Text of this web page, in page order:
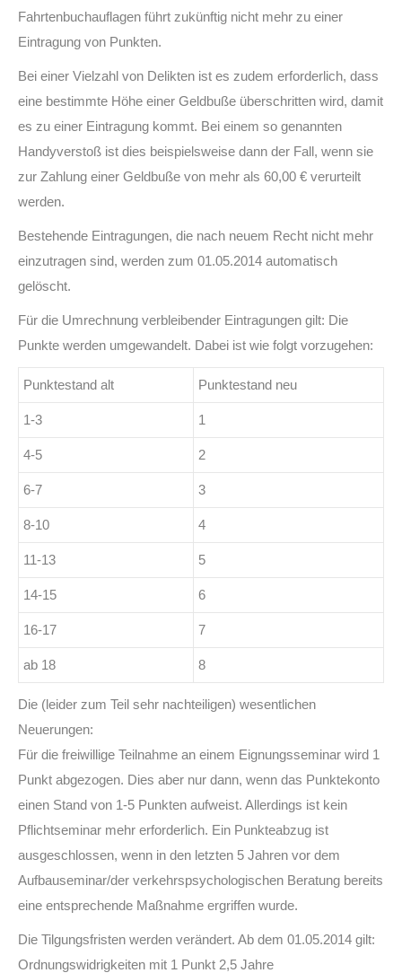
Fahrtenbuchauflagen führt zukünftig nicht mehr zu einer
Eintragung von Punkten.
Bei einer Vielzahl von Delikten ist es zudem erforderlich, dass
eine bestimmte Höhe einer Geldbuße überschritten wird, damit
es zu einer Eintragung kommt. Bei einem so genannten
Handyverstoß ist dies beispielsweise dann der Fall, wenn sie
zur Zahlung einer Geldbuße von mehr als 60,00 € verurteilt
werden.
Bestehende Eintragungen, die nach neuem Recht nicht mehr
einzutragen sind, werden zum 01.05.2014 automatisch
gelöscht.
Für die Umrechnung verbleibender Eintragungen gilt: Die
Punkte werden umgewandelt. Dabei ist wie folgt vorzugehen:
Punktestand alt Punktestand neu
1-3 1
4-5 2
6-7 3
8-10 4
11-13 5
14-15 6
16-17 7
ab 18 8
Die (leider zum Teil sehr nachteiligen) wesentlichen
Neuerungen:
Für die freiwillige Teilnahme an einem Eignungsseminar wird 1
Punkt abgezogen. Dies aber nur dann, wenn das Punktekonto
einen Stand von 1-5 Punkten aufweist. Allerdings ist kein
Pflichtseminar mehr erforderlich. Ein Punkteabzug ist
ausgeschlossen, wenn in den letzten 5 Jahren vor dem
Aufbauseminar/der verkehrspsychologischen Beratung bereits
eine entsprechende Maßnahme ergriffen wurde.
Die Tilgungsfristen werden verändert. Ab dem 01.05.2014 gilt:
Ordnungswidrigkeiten mit 1 Punkt 2,5 Jahre